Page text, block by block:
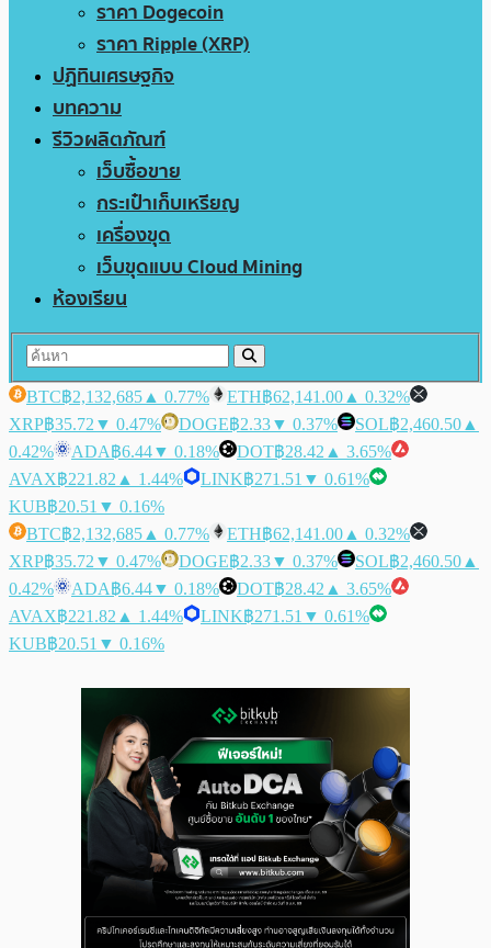
ราคา Dogecoin
ราคา Ripple (XRP)
ปฏิทินเศรษฐกิจ
บทความ
รีวิวผลิตภัณฑ์
เว็บซื้อขาย
กระเป๋าเก็บเหรียญ
เครื่องขุด
เว็บขุดแบบ Cloud Mining
ห้องเรียน
BTC฿2,132,685 ▲ 0.77% ETH฿62,141.00 ▲ 0.32%
XRP฿35.72 ▼ 0.47% DOGE฿2.33▼ 0.37% SOL฿2,460.50 ▲
0.42%
ADA฿6.44▼ 0.18% DOT฿28.42 ▲ 3.65%
AVAX฿221.82 ▲ 1.44% LINK฿271.51 ▼ 0.61%
KUB฿20.51 ▼ 0.16%
BTC฿2,132,685 ▲ 0.77% ETH฿62,141.00 ▲ 0.32%
XRP฿35.72 ▼ 0.47% DOGE฿2.33▼ 0.37% SOL฿2,460.50 ▲
0.42%
ADA฿6.44▼ 0.18% DOT฿28.42 ▲ 3.65%
AVAX฿221.82 ▲ 1.44% LINK฿271.51 ▼ 0.61%
KUB฿20.51 ▼ 0.16%